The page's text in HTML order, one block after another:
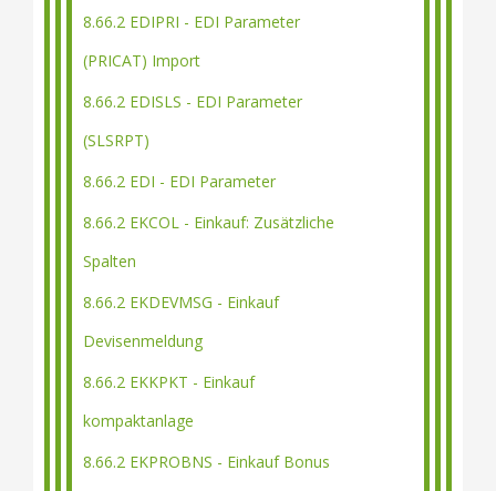
8.66.2 EDIPRI - EDI Parameter
(PRICAT) Import
8.66.2 EDISLS - EDI Parameter
(SLSRPT)
8.66.2 EDI - EDI Parameter
8.66.2 EKCOL - Einkauf: Zusätzliche
Spalten
8.66.2 EKDEVMSG - Einkauf
Devisenmeldung
8.66.2 EKKPKT - Einkauf
kompaktanlage
8.66.2 EKPROBNS - Einkauf Bonus